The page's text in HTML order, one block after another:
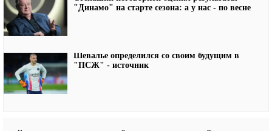
"Динамо" на старте сезона: а у нас - по весне
Шевалье определился со своим будущим в
"ПСЖ" - источник